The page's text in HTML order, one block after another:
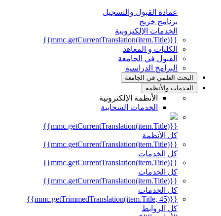
عمادة القبول والتسجيل
برنامج خريج
الخدمات الإلكترونية
{{mmc.getCurrentTranslation(item.Title)}}
الكليات و المعاهد
القبول في الجامعة
البرامج الدراسية
البحث العلمي في الجامعة
الخدمات والأنظمة
الأنظمة الإلكترونية
الخدمات السحابية
{{mmc.getCurrentTranslation(item.Title)}}
كل الأنظمة
{{mmc.getCurrentTranslation(item.Title)}}
كل الخدمات
{{mmc.getCurrentTranslation(item.Title)}}
كل الخدمات
{{mmc.getCurrentTranslation(item.Title)}}
كل الخدمات
{{mmc.getTrimmedTranslation(item.Title, 45)}}
كل الروابط